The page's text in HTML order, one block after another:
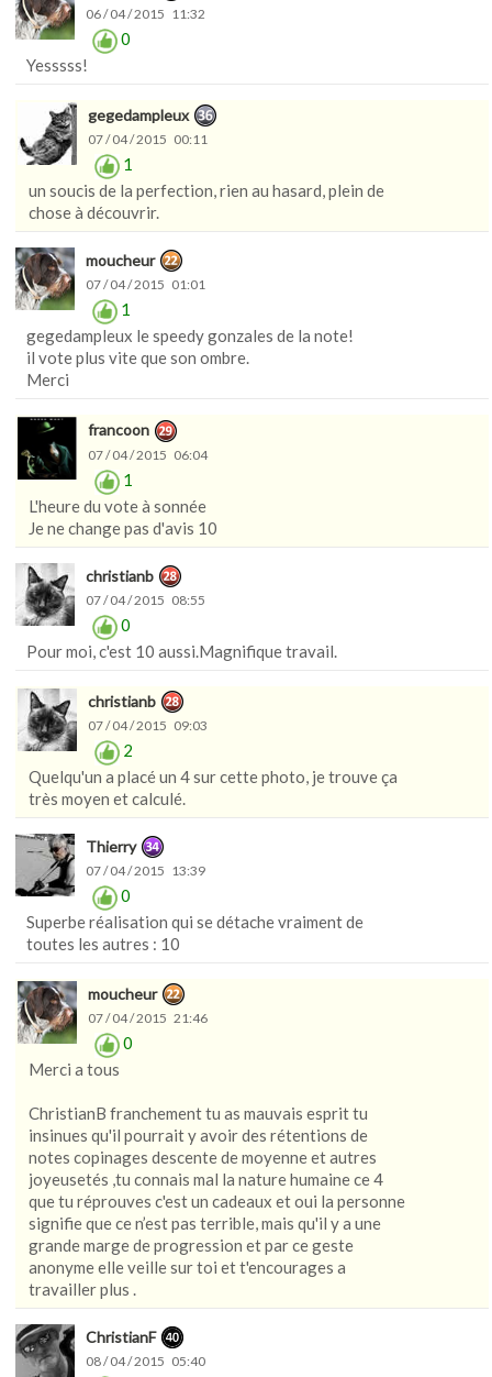
06 / 04 / 2015 11:32
0
Yesssss!
gegedampleux
07 / 04 / 2015 00:11
1
un soucis de la perfection, rien au hasard, plein de
chose à découvrir.
moucheur
07 / 04 / 2015 01:01
1
gegedampleux le speedy gonzales de la note!
il vote plus vite que son ombre.
Merci
francoon
07 / 04 / 2015 06:04
1
L'heure du vote à sonnée
Je ne change pas d'avis 10
christianb
07 / 04 / 2015 08:55
0
Pour moi, c'est 10 aussi.Magnifique travail.
christianb
07 / 04 / 2015 09:03
2
Quelqu'un a placé un 4 sur cette photo, je trouve ça
très moyen et calculé.
Thierry
07 / 04 / 2015 13:39
0
Superbe réalisation qui se détache vraiment de
toutes les autres : 10
moucheur
07 / 04 / 2015 21:46
0
Merci a tous
ChristianB franchement tu as mauvais esprit tu
insinues qu'il pourrait y avoir des rétentions de
notes copinages descente de moyenne et autres
joyeusetés ,tu connais mal la nature humaine ce 4
que tu réprouves c'est un cadeaux et oui la personne
signifie que ce n’est pas terrible, mais qu'il y a une
grande marge de progression et par ce geste
anonyme elle veille sur toi et t'encourages a
travailler plus .
ChristianF
08 / 04 / 2015 05:40